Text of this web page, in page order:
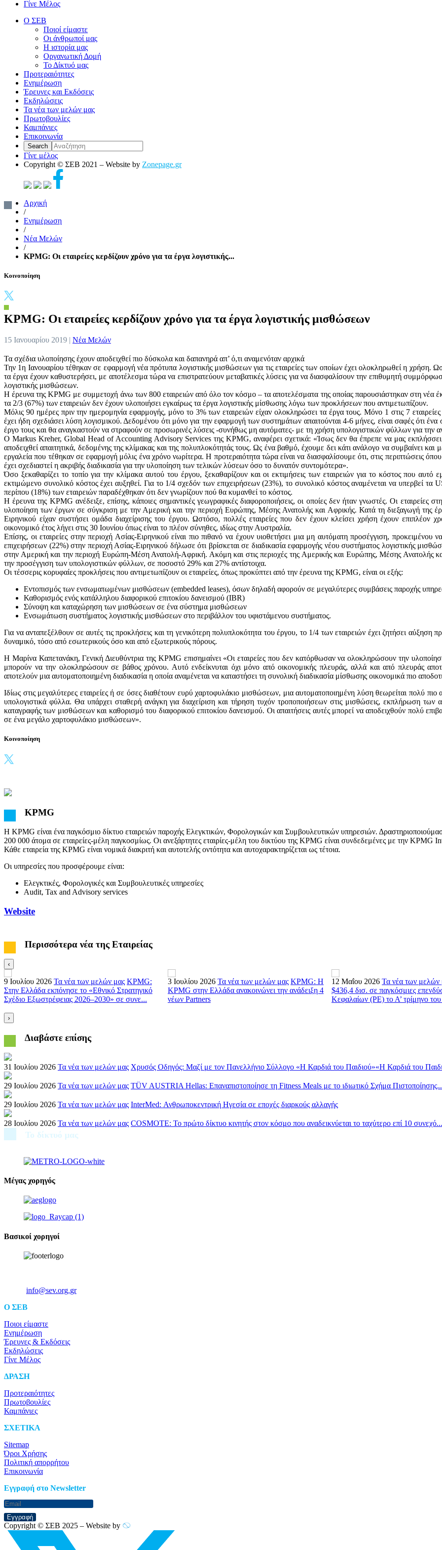
Γίνε Μέλος
Ο ΣΕΒ
Ποιοί είμαστε
Οι άνθρωποί μας
Η ιστορία μας
Οργανωτική Δομή
Το Δίκτυό μας
Προτεραιότητες
Ενημέρωση
Έρευνες και Εκδόσεις
Εκδηλώσεις
Τα νέα των μελών μας
Πρωτοβουλίες
Καμπάνιες
Επικοινωνία
Γίνε μέλος
Copyright © ΣΕΒ 2021 – Website by Zonepage.gr
Αρχική
/
Ενημέρωση
/
Νέα Μελών
/
KPMG: Οι εταιρείες κερδίζουν χρόνο για τα έργα λογιστικής...
Κοινοποίηση
KPMG: Οι εταιρείες κερδίζουν χρόνο για τα έργα λογιστικής μισθώσεων
15 Ιανουαρίου 2019 | Νέα Μελών
Τα σχέδια υλοποίησης έχουν αποδειχθεί πιο δύσκολα και δαπανηρά απ’ ό,τι αναμενόταν αρχικά
Την 1η Ιανουαρίου τέθηκαν σε εφαρμογή νέα πρότυπα λογιστικής μισθώσεων για τις εταιρείες των οποίων έχει ολοκληρωθεί η χρήση.
τα έργα έχουν καθυστερήσει, με αποτέλεσμα τώρα να επιστρατεύουν μεταβατικές λύσεις για να διασφαλίσουν την επιθυμητή
λογιστικής μισθώσεων.
Η έρευνα της KPMG με συμμετοχή άνω των 800 εταιρειών από όλο τον κόσμο – τα αποτελέσματα της οποίας παρουσιάστηκαν στη νέα
τα 2/3 (67%) των εταιρειών δεν έχουν υλοποιήσει εγκαίρως τα έργα λογιστικής μίσθωσης λόγω των προκλήσεων που αντιμετωπίζουν.
Μόλις 90 ημέρες πριν την ημερομηνία εφαρμογής, μόνο το 3% των εταιρειών είχαν ολοκληρώσει τα έργα τους. Μόνο 1 στις 7 εταιρείες
έχει ήδη σχεδιάσει λύση λογισμικού. Δεδομένου ότι μόνο για την εφαρμογή των συστημάτων απαιτούνται 4-6 μήνες, είναι σαφές ότι
έργο τους και θα αναγκαστούν να στραφούν σε προσωρινές λύσεις -συνήθως μη αυτόματες- με τη χρήση υπολογιστικών φύλλων για την
Ο Markus Kreher, Global Head of Accounting Advisory Services της KPMG, αναφέρει σχετικά: «Ίσως δεν θα έπρεπε να μας εκπλήσσει
αποδειχθεί απαιτητικά, δεδομένης της κλίμακας και της πολυπλοκότητάς τους. Ως ένα βαθμό, έχουμε δει κάτι ανάλογο να συμβαίνει
εργαλεία που τέθηκαν σε εφαρμογή μόλις ένα χρόνο νωρίτερα. Η προτεραιότητα τώρα είναι να διασφαλίσουμε ότι, στις περιπτώσεις όπου
έχει σχεδιαστεί η ακριβής διαδικασία για την υλοποίηση των τελικών λύσεων όσο το δυνατόν συντομότερα».
Όσο ξεκαθαρίζει το τοπίο για την κλίμακα αυτού του έργου, ξεκαθαρίζουν και οι εκτιμήσεις των εταιρειών για το κόστος που
εκτιμώμενο συνολικό κόστος έχει αυξηθεί. Για το 1/4 σχεδόν των επιχειρήσεων (23%), το συνολικό κόστος αναμένεται να υπερβεί τα
περίπου (18%) των εταιρειών παραδέχθηκαν ότι δεν γνωρίζουν πού θα κυμανθεί το κόστος.
Η έρευνα της KPMG ανέδειξε, επίσης, κάποιες σημαντικές γεωγραφικές διαφοροποιήσεις, οι οποίες δεν ήταν γνωστές. Οι εταιρείες
υλοποίηση των έργων σε σύγκριση με την Αμερική και την περιοχή Ευρώπης, Μέσης Ανατολής και Αφρικής. Κατά τη διεξαγωγή της
Ειρηνικού είχαν συστήσει ομάδα διαχείρισης του έργου. Ωστόσο, πολλές εταιρείες που δεν έχουν κλείσει χρήση έχουν
οικονομικό έτος λήγει στις 30 Ιουνίου όπως είναι το πλέον σύνηθες, ιδίως στην Αυστραλία.
Επίσης, οι εταιρείες στην περιοχή Ασίας-Ειρηνικού είναι πιο πιθανό να έχουν υιοθετήσει μια μη αυτόματη προσέγγιση,
επιχειρήσεων (22%) στην περιοχή Ασίας-Ειρηνικού δήλωσε ότι βρίσκεται σε διαδικασία εφαρμογής νέου συστήματος λογιστικής
στην Αμερική και την περιοχή Ευρώπη-Μέση Ανατολή-Αφρική. Ακόμη και στις περιοχές της Αμερικής και Ευρώπης, Μέσης Ανατολής
την προσέγγιση των υπολογιστικών φύλλων, σε ποσοστό 29% και 27% αντίστοιχα.
Οι τέσσερις κορυφαίες προκλήσεις που αντιμετωπίζουν οι εταιρείες, όπως προκύπτει από την έρευνα της KPMG, είναι οι εξής:
Εντοπισμός των ενσωματωμένων μισθώσεων (embedded leases), όσων δηλαδή αφορούν σε μεγαλύτερες συμβάσεις παροχής
Καθορισμός ενός κατάλληλου διαφορικού επιτοκίου δανεισμού (IBR)
Σύνοψη και καταχώρηση των μισθώσεων σε ένα σύστημα μισθώσεων
Ενσωμάτωση συστήματος λογιστικής μισθώσεων στο περιβάλλον του υφιστάμενου συστήματος.
Για να ανταπεξέλθουν σε αυτές τις προκλήσεις και τη γενικότερη πολυπλοκότητα του έργου, το 1/4 των εταιρειών έχει ζητήσει
δυναμικό, τόσο από εσωτερικούς όσο και από εξωτερικούς πόρους.
Η Μαρίνα Καπετανάκη, Γενική Διευθύντρια της KPMG επισημαίνει «Οι εταιρείες που δεν κατόρθωσαν να ολοκληρώσουν την
μπορούν να την ολοκληρώσουν σε βάθος χρόνου. Αυτό ενδείκνυται όχι μόνο από οικονομικής πλευράς, αλλά και από πλευράς
αποτελούν μια αυτοματοποιημένη διαδικασία η οποία αναμένεται να καταστήσει τη συνολική διαδικασία μίσθωσης οικονομικά πιο
Ιδίως στις μεγαλύτερες εταιρείες ή σε όσες διαθέτουν ευρύ χαρτοφυλάκιο μισθώσεων, μια αυτοματοποιημένη λύση θεωρείται πολύ πιο
υπολογιστικά φύλλα. Θα υπάρχει σταθερή ανάγκη για διαχείριση και τήρηση τυχόν τροποποιήσεων στις μισθώσεις, εκπλήρωση των
καταγραφής των μισθώσεων και καθορισμό του διαφορικού επιτοκίου δανεισμού. Οι απαιτήσεις αυτές μπορεί να αποδειχθούν πολύ
σε ένα μεγάλο χαρτοφυλάκιο μισθώσεων».
Κοινοποίηση
KPMG
Η KPMG είναι ένα παγκόσμιο δίκτυο εταιρειών παροχής Ελεγκτικών, Φορολογικών και Συμβουλευτικών υπηρεσιών.
200 000 άτομα σε εταιρείες-μέλη παγκοσμίως. Οι ανεξάρτητες εταιρίες-μέλη του δικτύου της KPMG είναι συνδεδεμένες με την
Κάθε εταιρεία της KPMG είναι νομικά διακριτή και αυτοτελής οντότητα και αυτοχαρακτηρίζεται ως τέτοια.
Οι υπηρεσίες που προσφέρουμε είναι:
Ελεγκτικές, Φορολογικές και Συμβουλευτικές υπηρεσίες
Audit, Tax and Advisory services
Website
Περισσότερα νέα της Εταιρείας
‹
9 Ιουλίου 2026 Τα νέα των μελών μας KPMG:
Στην Ελλάδα εκπόνησε το «Εθνικό Στρατηγικό
Σχέδιο Εξωστρέφειας 2026–2030» σε συνε...
3 Ιουλίου 2026 Τα νέα των μελών μας KPMG: Η
KPMG στην Ελλάδα ανακοινώνει την ανάδειξη 4
νέων Partners
12 Μαΐου 2026 Τα νέα των μελών
$436,4 δισ. σε παγκόσμιες
Κεφαλαίων (PE) το Α’ τρίμηνο
›
Διαβάστε επίσης
31 Ιουλίου 2026 Τα νέα των μελών μας Χρυσός Οδηγός: Μαζί με τον Πανελλήνιο Σύλλογο «Η Καρδιά του Παιδιού»«Η Καρδιά του
29 Ιουλίου 2026 Τα νέα των μελών μας TÜV AUSTRIA Hellas: Επαναπιστοποίησε τη Fitness Meals με το ιδιωτικό Σχήμα Πιστοποίησης...
29 Ιουλίου 2026 Τα νέα των μελών μας InterMed: Ανθρωποκεντρική Ηγεσία σε εποχές διαρκούς αλλαγής
28 Ιουλίου 2026 Τα νέα των μελών μας COSMOTE: Το πρώτο δίκτυο κινητής στον κόσμο που αναδεικνύεται το ταχύτερο επί 10 συνεχό...
Το δίκτυό μας
Μέγας χορηγός
Βασικοί χορηγοί
info@sev.org.gr
O ΣΕΒ
Ποιοι είμαστε
Ενημέρωση
Έρευνες & Εκδόσεις
Εκδηλώσεις
Γίνε Μέλος
ΔΡΑΣΗ
Προτεραιότητες
Πρωτοβουλίες
Καμπάνιες
ΣΧΕΤΙΚΑ
Sitemap
Όροι Χρήσης
Πολιτική απορρήτου
Επικοινωνία
Eγγραφή στο Newsletter
Εγγραφή
Copyright © ΣΕΒ 2025 – Website by